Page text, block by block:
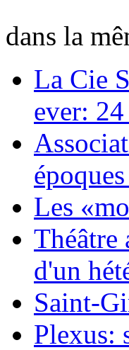
dans la
La Cie
ever:
Les
Théâtre
d'un
Saint-
Plexus: